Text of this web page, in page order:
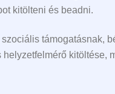
kitölteni és beadni.
támogatásnak,
kitöltése,